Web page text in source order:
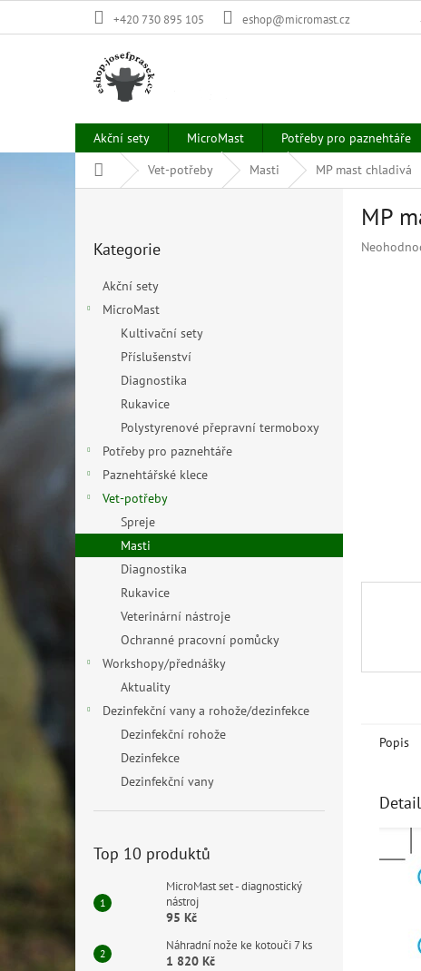
+420 730 895 105 eshop@micromast.cz
Akční sety MicroMast Potřeby pro paznehtáře
Domů Vet-potřeby Masti MP mast chladivá
í
p
kategorie
Kategorie
Akční sety
MicroMast
Kultivační sety
Příslušenství
Diagnostika
Rukavice
Polystyrenové přepravní termoboxy
Potřeby pro paznehtáře
Paznehtářské klece
Vet-potřeby
Spreje
Masti
Diagnostika
Rukavice
Veterinární nástroje
Ochranné pracovní pomůcky
Workshopy/přednášky
Aktuality
Dezinfekční vany a rohože/dezinfekce
Dezinfekční rohože
Dezinfekce
Dezinfekční vany
Top 10 produktů
MicroMast set - diagnostický
nástroj
95 Kč
Náhradní nože ke kotouči 7 ks
1 820 Kč
MP
Průměrné
Popis